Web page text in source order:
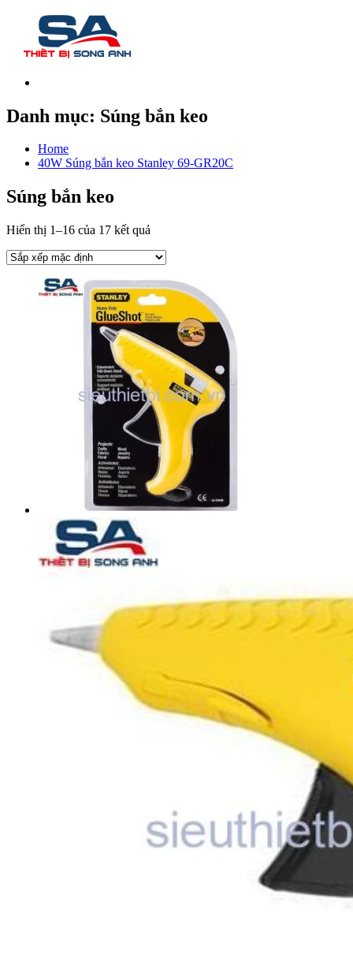
Danh mục: Súng bắn keo
Home
40W Súng bắn keo Stanley 69-GR20C
Súng bắn keo
Hiển thị 1–16 của 17 kết quả